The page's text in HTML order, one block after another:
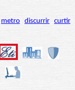
metro discurrir curtir